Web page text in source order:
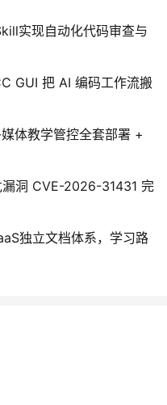
实现自动化代码审查与
GUI 把 AI 编码工作流搬
体教学管控全套部署 +
漏洞 CVE-2026-31431 完
独立文档体系，学习路